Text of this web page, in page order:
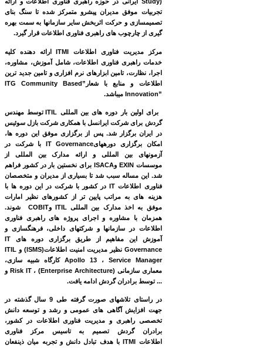
تجربیات موفق مدیران پیشرو متمرکز شده تا سنگ بنای
تصمیم­سازی و حرکت اثربخش سایر سازمان­ها به سمت بهره
­گیری از چارچوب­ های راهبری فناوری اطلاعات قرار گیرد.
مرکز مدیریت فناوری اطلاعات ITMIارائه دهنده کلیه
خدمات راهبری فناوری اطلاعات، شامل آموزش، مشاوره،
اجرا، نظارت، تامین ابزارهای نرم ­افزاری و تامین جدید ترین
اطلاعات و منابع با شعار ”
ITG Community Based
Innovation” می­باشد.
برای اولین بار دوره ­های بین ­المللی ITILتوسط مهندس
گردش برای شرکت ایرانسل با همکاری شرکت بازل سوئیس
در ایران برگزار شد. پس از برگزاری موفق این دوره ­ها،
امکان برگزاری دوره­هایIT Governance با شرکت در
آزمون­های بین­ المللی و ارائه مدارک بین المللی از
موسساتEXIN وISACA برای نخستین بار در کشور فراهم
شد. این مساله سبب شد تا بسیاری از مدیران و متخصصان
فناوری اطلاعات ITدر کشور با شرکت در این دوره ­ها با
هزینه ه­ای به مراتب پایین­ تر از کشورهای نظیر امارات
موفق به اخذ مدارک بین­ المللی ITIL وCOBIT
شوند.
همزمان با مشاوره و اجرای پروژه ­های راهبری فناوری
اطلاعات در سازمان­ها و شرکت­های داخلی، فرهنگ­سازی و
آموزش این مفاهیم از طریق برگزاری دوره ­های IT
Governance نظیر مدیریت امنیت اطلاعات(ISMS) و ITIL
Service Manager ،Apollo 13 کارگاه شبیه­ سازی،
معماری سازمانی (Enterprise Architecture)،Risk IT و
... توسط برادران گردش ادامه یافت.
در راستای تلاش­های صورت گرفته طی 9 سال گذشته در
جهت افزایش آگاهی ­های عمومی و رشد و توسعه دانش
تخصصی راهبری و مدیریت فناوری اطلاعات در کشور،
برادران گردش تصمیم به تاسیس مرکز فناوری
اطلاعات
ITMI
با هدف تبادل دانش و تجربه میان ذینفعان